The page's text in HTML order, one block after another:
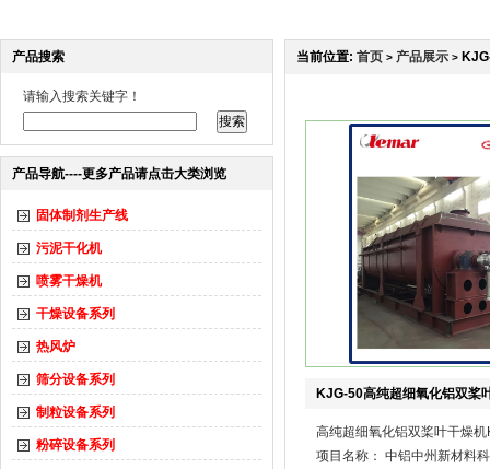
产品搜索
请输入搜索关键字！
产品导航----更多产品请点击大类浏览
固体制剂生产线
污泥干化机
喷雾干燥机
干燥设备系列
热风炉
筛分设备系列
制粒设备系列
粉碎设备系列
当前位置: 首页 > 产品展示 >
KJG-50高纯超细氧化铝双桨
高纯超细氧化铝双桨叶干燥机
项目名称： 中铝中州新材料